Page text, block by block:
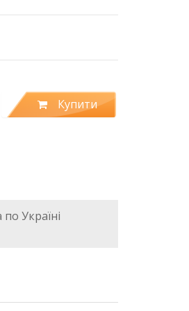
Купити
Україні